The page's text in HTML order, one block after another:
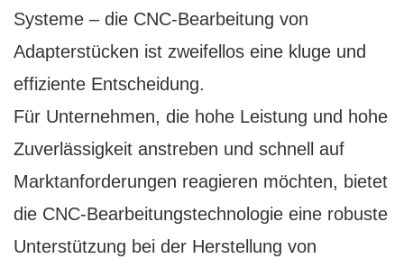
Systeme – die CNC-Bearbeitung von
Adapterstücken ist zweifellos eine kluge und
effiziente Entscheidung.
Für Unternehmen, die hohe Leistung und hohe
Zuverlässigkeit anstreben und schnell auf
Marktanforderungen reagieren möchten, bietet
die CNC-Bearbeitungstechnologie eine robuste
Unterstützung bei der Herstellung von